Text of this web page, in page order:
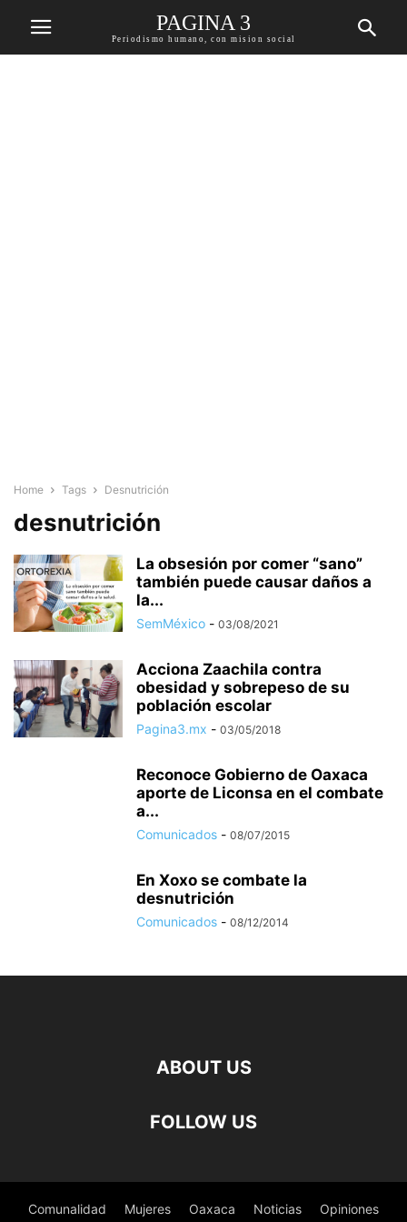
PAGINA 3
Periodismo humano, con mision social
Home Tags Desnutrición
desnutrición
La obsesión por comer “sano”
también puede causar daños a
la...
SemMéxico - 03/08/2021
Acciona Zaachila contra
obesidad y sobrepeso de su
población escolar
Pagina3.mx - 03/05/2018
Reconoce Gobierno de Oaxaca
aporte de Liconsa en el combate
a...
Comunicados - 08/07/2015
En Xoxo se combate la
desnutrición
Comunicados - 08/12/2014
ABOUT US
FOLLOW US
Comunalidad Mujeres Oaxaca Noticias Opiniones